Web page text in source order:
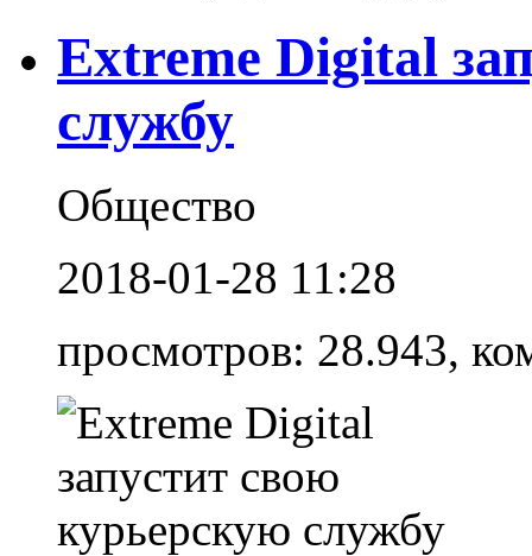
Extreme Digital
службу
Общество
2018-01-28 11:28
просмотров: 28.943,